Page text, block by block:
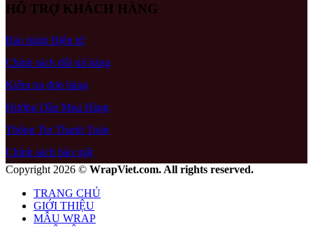
HỖ TRỢ KHÁCH HÀNG
Bảo hành Điện tử
Chính sách đổi trả hàng
Kiểm tra đơn hàng
Hướng Dẫn Mua Hàng
Thông Tin Thanh Toán
Chính sách bảo mật
Copyright 2026 © WrapViet.com. All rights reserved.
TRANG CHỦ
GIỚI THIỆU
MẪU WRAP